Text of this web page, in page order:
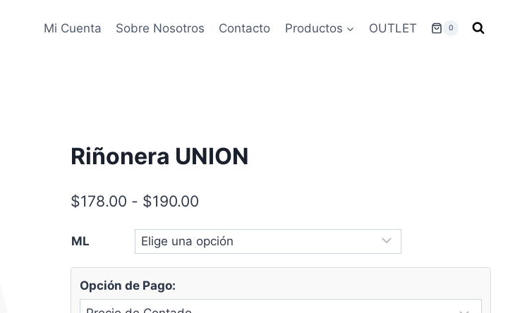
Mi Cuenta Sobre Nosotros Contacto Productos OUTLET 0
Riñonera UNION
$178.00 - $190.00Rango
precios:
desde
$178.00
ML
Opción de Pago: